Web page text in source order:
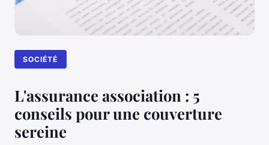
SOCIÉTÉ
L'assurance association : 5
conseils pour une couverture
sereine